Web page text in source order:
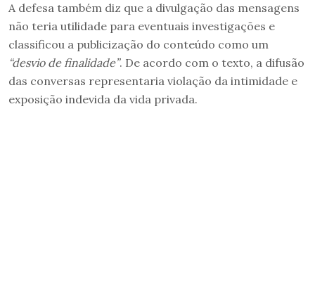
A defesa também diz que a divulgação das mensagens
não teria utilidade para eventuais investigações e
classificou a publicização do conteúdo como um
“desvio de finalidade”. De acordo com o texto, a difusão
das conversas representaria violação da intimidade e
exposição indevida da vida privada.